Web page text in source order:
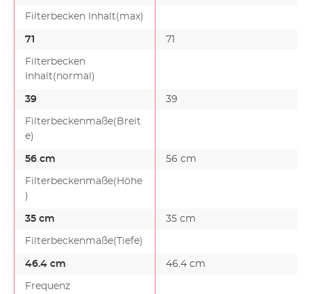
Filterbecken Inhalt(max)
71 71
Filterbecken
Inhalt(normal)
39 39
Filterbeckenmaße(Breit
e)
56 cm 56 cm
Filterbeckenmaße(Höhe
)
35 cm 35 cm
Filterbeckenmaße(Tiefe)
46.4 cm 46.4 cm
Frequenz